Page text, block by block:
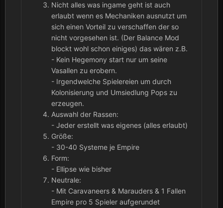
Nicht alles was ingame geht ist auch
erlaubt wenn es Mechaniken ausnutzt um
sich einen Vorteil zu verschaffen der so
nicht vorgesehen ist. (Der Balance Mod
blockt wohl schon einiges) das wären z.B.
- Kein Hegemony start nur um seine
Vasallen zu erobern.
- Irgendwelche Spielereien um durch
Kolonisierung und Umsiedlung Pops zu
erzeugen.
Auswahl der Rassen:
- Jeder erstellt was eigenes (alles erlaubt)
Größe:
- 30-40 Systeme je Empire
Form:
- Ellipse wie bisher
Neutrale:
- Mit Caravaneers & Marauders & 1 Fallen
Empire pro 5 Spieler aufgerundet